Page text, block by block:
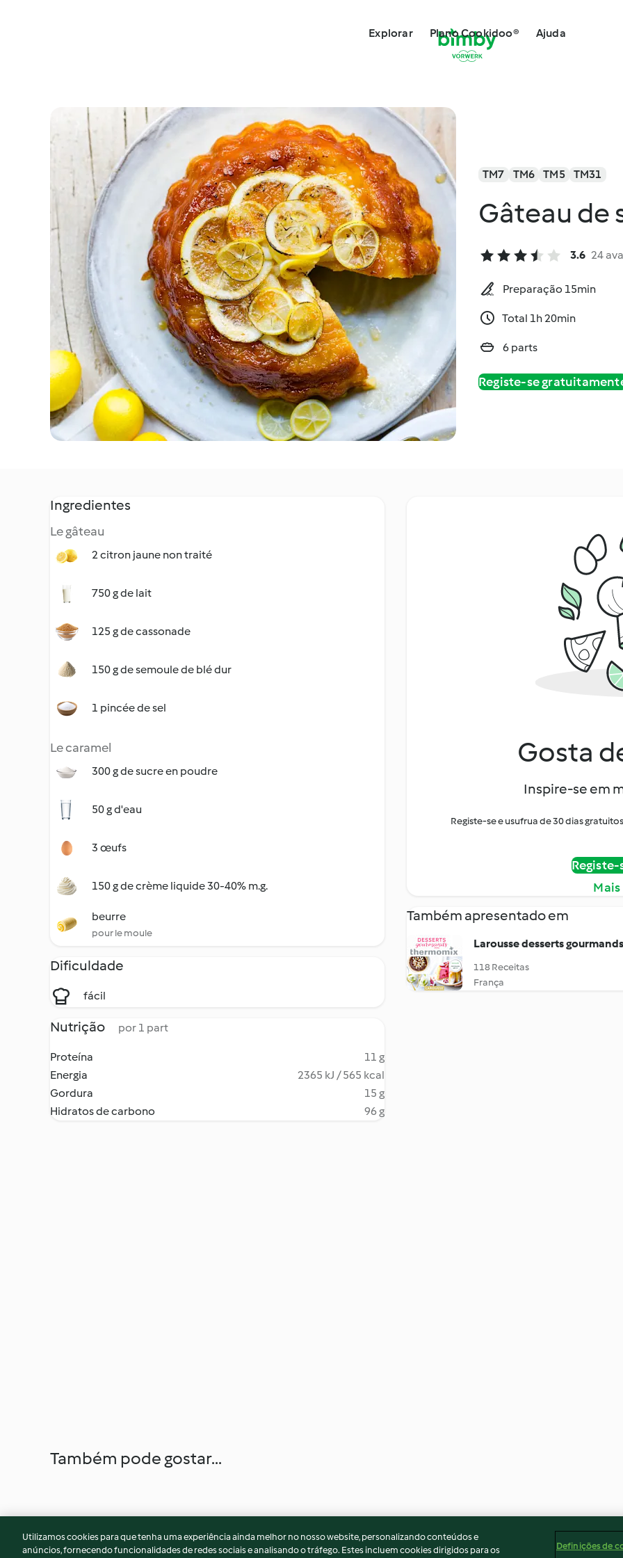
Explorar Plano Cookidoo® Ajuda
TM7 TM6 TM5 TM31
Gâteau de
3.6 24
Preparação 15min
Total 1h 20min
6 parts
Registe-se
Ingredientes
Le gâteau
2 citron jaune non traité
750 g de lait
125 g de cassonade
150 g de semoule de blé dur
1 pincée de sel
Le caramel
300 g de sucre en poudre
50 g d'eau
3 œufs
150 g de crème liquide 30-40% m.g.
beurre
pour le moule
Dificuldade
fácil
Nutrição por 1 part
Proteína
11 g
Energia
2365 kJ / 565 kcal
Gordura
15 g
Hidratos de carbono
96 g
Gosta
Inspire-se em
Registe-se e usufrua de 30 dias
Também apresentado em
Larousse desserts
118 Receitas
França
Também pode gostar...
Utilizamos cookies para que tenha uma experiência ainda melhor no nosso website, personalizando conteúdos e
anúncios, fornecendo funcionalidades de redes sociais e analisando o tráfego. Estes incluem cookies dirigidos para os
Definições de